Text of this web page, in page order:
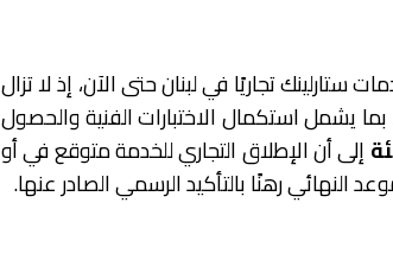
ستارلينك تجاريًا في لبنان حتى الآن، إذ لا تزال
يشمل استكمال الاختبارات الفنية والحصول
إلى أن الإطلاق التجاري للخدمة متوقع في أو